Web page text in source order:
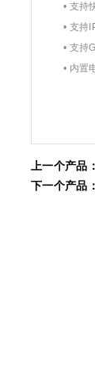
• 支持
• 支持
• 支持
• 内置
上一个产品：
下一个产品：